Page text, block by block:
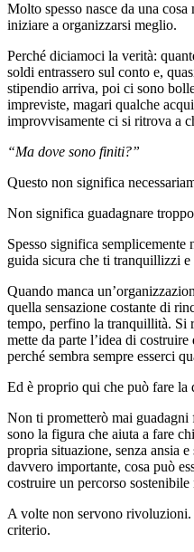
Molto spesso nasce da una
iniziare a organizzarsi meglio.
Perché diciamoci la verità:
soldi entrassero sul conto e,
stipendio arriva, poi ci sono
impreviste, magari qualche
improvvisamente ci si ritrova a
“Ma dove sono finiti?”
Questo non significa
Non significa guadagnare
Spesso significa semplicemente
guida sicura che ti tranquillizzi e
Quando manca
quella sensazione costante di
tempo, perfino la tranquillità. Si
mette da parte l’idea di
perché sembra sempre esserci
Ed è proprio qui che può fare
Non ti prometterò mai
sono la figura che aiuta a fare
propria situazione, senza ansia
davvero importante, cosa può
costruire un percorso sostenibile
A volte non servono
criterio.